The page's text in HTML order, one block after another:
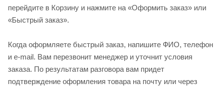
перейдите в Корзину и нажмите на «Оформить заказ» или
«Быстрый заказ».
Когда оформляете быстрый заказ, напишите ФИО, телефон
и e-mail. Вам перезвонит менеджер и уточнит условия
заказа. По результатам разговора вам придет
подтверждение оформления товара на почту или через